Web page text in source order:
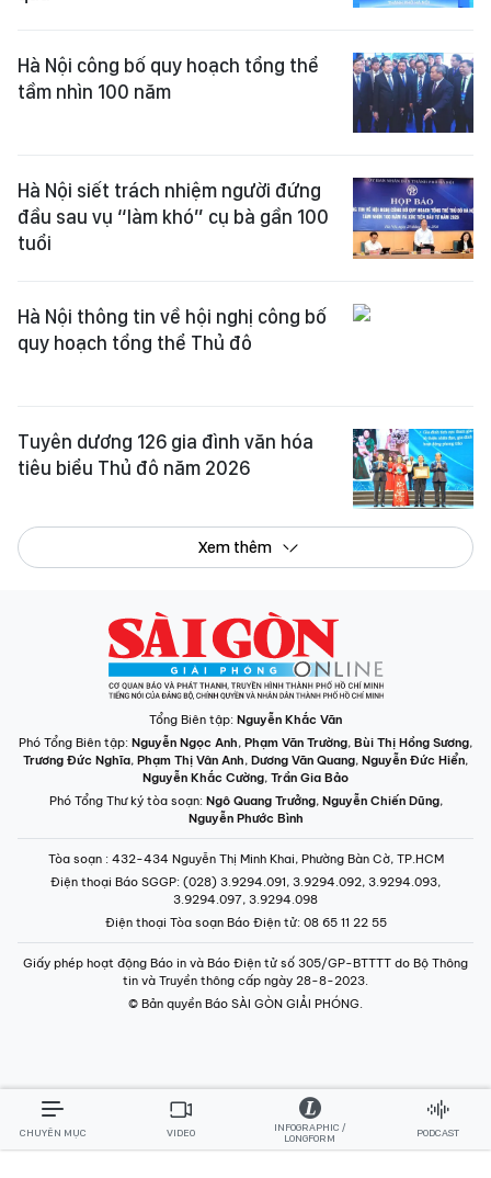
Hà Nội công bố quy hoạch tổng thể
tầm nhìn 100 năm
Hà Nội siết trách nhiệm người đứng
đầu sau vụ “làm khó” cụ bà gần 100
tuổi
Hà Nội thông tin về hội nghị công bố
quy hoạch tổng thể Thủ đô
Tuyên dương 126 gia đình văn hóa
tiêu biểu Thủ đô năm 2026
Xem thêm
Tổng Biên tập: Nguyễn Khắc Văn
Phó Tổng Biên tập: Nguyễn Ngọc Anh, Phạm Văn Trường, Bùi Thị Hồng Sương,
Trương Đức Nghĩa, Phạm Thị Vân Anh, Dương Văn Quang, Nguyễn Đức Hiển,
Nguyễn Khắc Cường, Trần Gia Bảo
Phó Tổng Thư ký tòa soạn: Ngô Quang Trưởng, Nguyễn Chiến Dũng,
Nguyễn Phước Bình
Tòa soạn : 432-434 Nguyễn Thị Minh Khai, Phường Bàn Cờ, TP.HCM
Điện thoại Báo SGGP: (028) 3.9294.091, 3.9294.092, 3.9294.093,
3.9294.097, 3.9294.098
Điện thoại Tòa soạn Báo Điện tử: 08 65 11 22 55
Giấy phép hoạt động Báo in và Báo Điện tử số 305/GP-BTTTT do Bộ Thông
tin và Truyền thông cấp ngày 28-8-2023.
© Bản quyền Báo SÀI GÒN GIẢI PHÓNG.
CHUYÊN MỤC VIDEO
INFOGRAPHIC /
LONGFORM
PODCAST